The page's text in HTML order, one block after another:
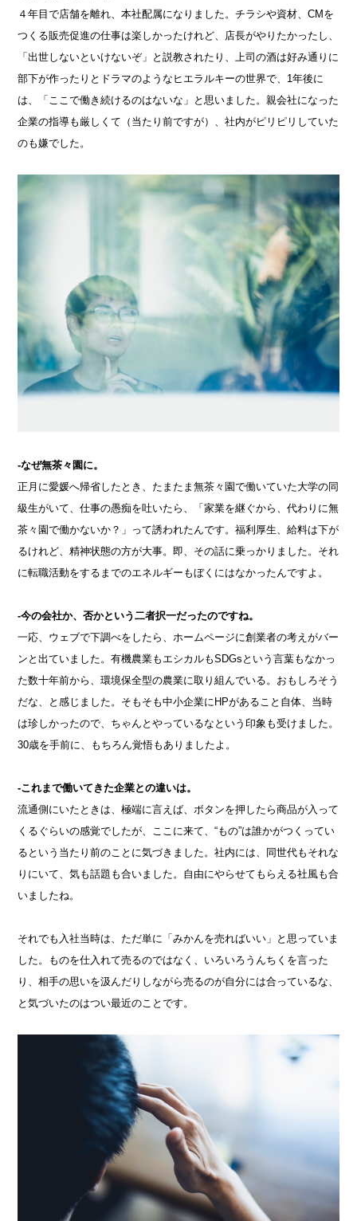
４年目で店舗を離れ、本社配属になりました。チラシや資材、CMを
つくる販売促進の仕事は楽しかったけれど、店長がやりたかったし、
「出世しないといけないぞ」と説教されたり、上司の酒は好み通りに
部下が作ったりとドラマのようなヒエラルキーの世界で、1年後に
は、「ここで働き続けるのはないな」と思いました。親会社になった
企業の指導も厳しくて（当たり前ですが）、社内がピリピリしていた
のも嫌でした。
-なぜ無茶々園に。
正月に愛媛へ帰省したとき、たまたま無茶々園で働いていた大学の同
級生がいて、仕事の愚痴を吐いたら、「家業を継ぐから、代わりに無
茶々園で働かないか？」って誘われたんです。福利厚生、給料は下が
るけれど、精神状態の方が大事。即、その話に乗っかりました。それ
に転職活動をするまでのエネルギーもぼくにはなかったんですよ。
-今の会社か、否かという二者択一だったのですね。
一応、ウェブで下調べをしたら、ホームページに創業者の考えがバー
ンと出ていました。有機農業もエシカルもSDGsという言葉もなかっ
た数十年前から、環境保全型の農業に取り組んでいる。おもしろそう
だな、と感じました。そもそも中小企業にHPがあること自体、当時
は珍しかったので、ちゃんとやっているなという印象も受けました。
30歳を手前に、もちろん覚悟もありましたよ。
-これまで働いてきた企業との違いは。
流通側にいたときは、極端に言えば、ボタンを押したら商品が入って
くるぐらいの感覚でしたが、ここに来て、“もの”は誰かがつくってい
るという当たり前のことに気づきました。社内には、同世代もそれな
りにいて、気も話題も合いました。自由にやらせてもらえる社風も合
いましたね。
それでも入社当時は、ただ単に「みかんを売ればいい」と思っていま
した。ものを仕入れて売るのではなく、いろいろうんちくを言った
り、相手の思いを汲んだりしながら売るのが自分には合っているな、
と気づいたのはつい最近のことです。